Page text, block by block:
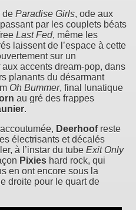
de Paradise Girls, ode aux
par les couplets béats
Last Fed, même les
laissent de l’espace à cette
sur un
aux accents dream-pop, dans
planants du désarmant
Oh Bummer, final lunatique
au gré des frappes
.
Deerhoofreste
électrisants et décalés
à l’instar du tube Exit Only
Pixies hard rock, qui
en ont encore sous la
droite pour le quart de